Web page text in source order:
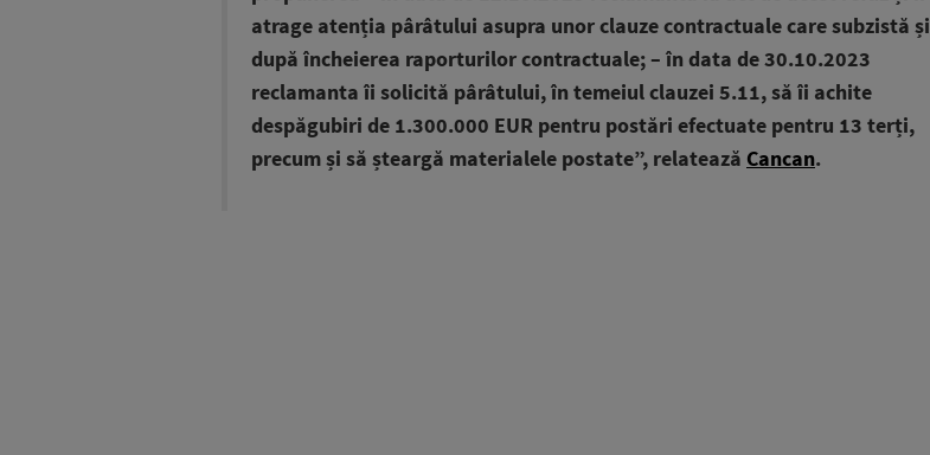
atrage atenția pârâtului asupra unor clauze contractuale care subzistă și
după încheierea raporturilor contractuale; – în data de 30.10.2023
reclamanta îi solicită pârâtului, în temeiul clauzei 5.11, să îi achite
despăgubiri de 1.300.000 EUR pentru postări efectuate pentru 13 terți,
precum și să șteargă materialele postate”, relatează Cancan.